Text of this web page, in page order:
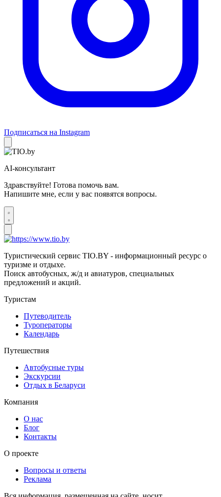
Подписаться на Instagram
AI-консультант
Здравствуйте! Готова помочь вам.
Напишите мне, если у вас появятся вопросы.
Туристический сервис TIO.BY - информационный ресурс о
туризме и отдыхе.
Поиск автобусных, ж/д и авиатуров, специальных
предложений и акций.
Туристам
Путеводитель
Туроператоры
Календарь
Путешествия
Автобусные туры
Экскурсии
Отдых в Беларуси
Компания
О нас
Блог
Контакты
О проекте
Вопросы и ответы
Реклама